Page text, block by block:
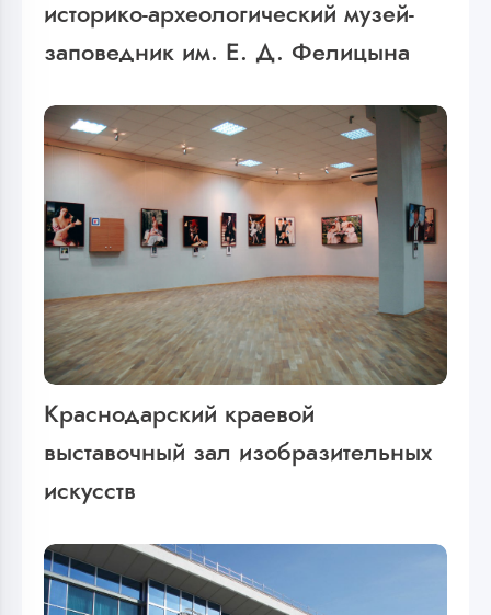
историко-археологический музей-
заповедник им. Е. Д. Фелицына
Краснодарский краевой
выставочный зал изобразительных
искусств